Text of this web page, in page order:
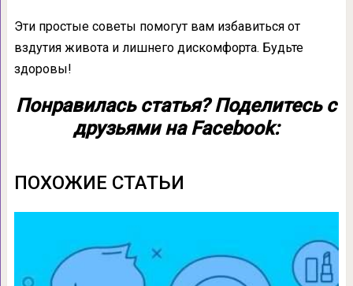
Эти простые советы помогут вам избавиться от
вздутия живота и лишнего дискомфорта. Будьте
здоровы!
Понравилась статья? Поделитесь с
друзьями на Facebook:
ПОХОЖИЕ СТАТЬИ